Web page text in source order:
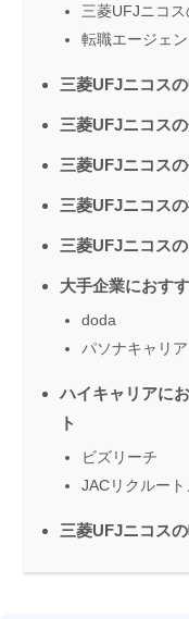
三菱UFJニコ
転職エージェ
三菱UFJニコス
三菱UFJニコス
三菱UFJニコス
三菱UFJニコス
三菱UFJニコス
大手企業におす
doda
パソナキャリア
ハイキャリアに
ト
ビズリーチ
JACリクルート
三菱UFJニコス